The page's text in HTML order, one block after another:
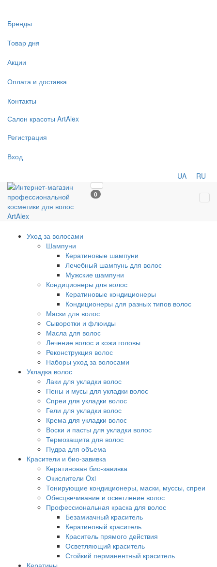
Бренды
Товар дня
Акции
Оплата и доставка
Контакты
Салон красоты ArtAlex
Регистрация
Вход
UA RU
0
Уход за волосами
Шампуни
Кератиновые шампуни
Лечебный шампунь для волос
Мужские шампуни
Кондиционеры для волос
Кератиновые кондиционеры
Кондиционеры для разных типов волос
Маски для волос
Сыворотки и флюиды
Масла для волос
Лечение волос и кожи головы
Реконструкция волос
Наборы уход за волосами
Укладка волос
Лаки для укладки волос
Пены и мусы для укладки волос
Спреи для укладки волос
Гели для укладки волос
Крема для укладки волос
Воски и пасты для укладки волос
Термозащита для волос
Пудра для объема
Красители и био-завивка
Кератиновая био-завивка
Окислители Oxi
Тонирующие кондиционеры, маски, муссы, спреи
Обесцвечивание и осветление волос
Профессиональная краска для волос
Безамиачный краситель
Кератиновый краситель
Краситель прямого действия
Осветляющий краситель
Стойкий перманентный краситель
Кератины